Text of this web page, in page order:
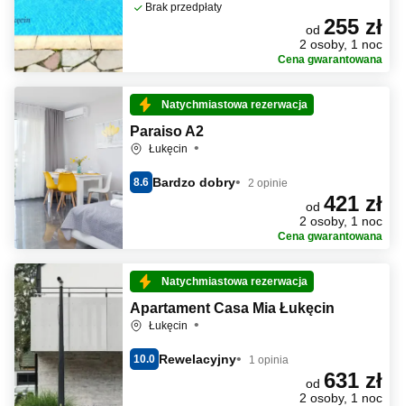
Brak przedpłaty
od 255 zł
2 osoby, 1 noc
Cena gwarantowana
Natychmiastowa rezerwacja
Paraiso A2
Łukęcin
8.6 Bardzo dobry 2 opinie
od 421 zł
2 osoby, 1 noc
Cena gwarantowana
Natychmiastowa rezerwacja
Apartament Casa Mia Łukęcin
Łukęcin
10.0 Rewelacyjny 1 opinia
od 631 zł
2 osoby, 1 noc